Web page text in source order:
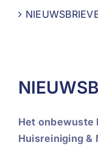
Het onbewuste
Huisreiniging &